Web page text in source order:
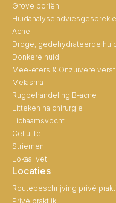
Grove poriën
Huidanalyse adviesgesprek
Acne
Droge, gedehydrateerde
Donkere huid
Mee-eters & Onzuivere
Melasma
Rugbehandeling B-acne
Litteken na chirurgie
Lichaamsvocht
Cellulite
Striemen
Lokaal vet
Locaties
Routebeschrijving privé
Privé praktijk